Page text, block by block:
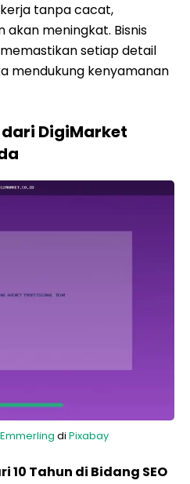
tanpa cacat,
meningkat. Bisnis
setiap detail
mendukung kenyamanan
DigiMarket
di Pixabay
10 Tahun di Bidang SEO